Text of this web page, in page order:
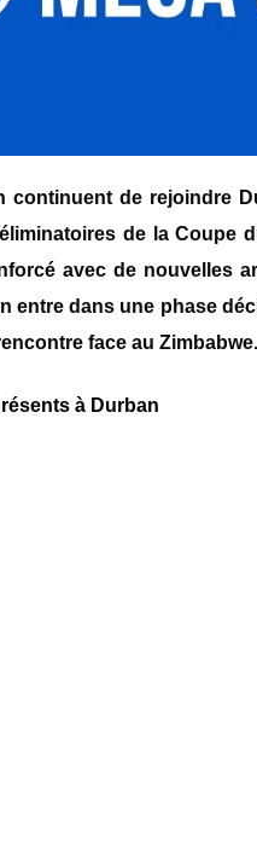
continuent de rejoindre
de la Coupe
avec de nouvelles
entre dans une phase
face au Zimbabwe.
à Durban